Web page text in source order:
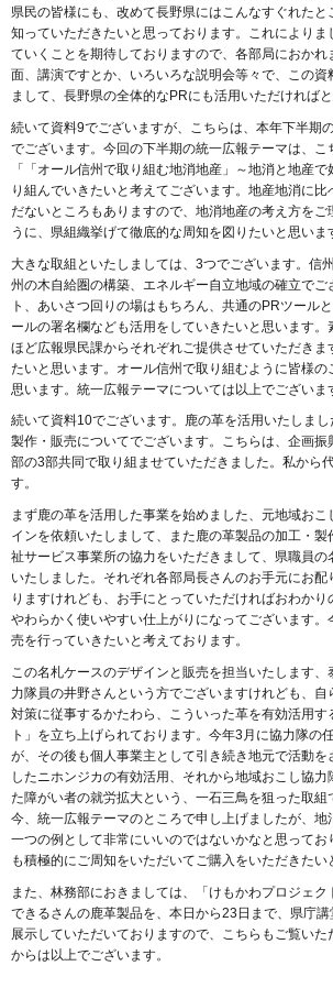
県民の皆様にも、改めて長野県にはこんなすぐれたと
知っていただきたいと思っております。これによりま
ていくことを期待しておりますので、各部局におか
面、講演ですとか、いろいろな説明会等々で、この資
まして、長野県の全体的なPRにも活用いただければと
続いて資料9でございますが、こちらは、本年下半期
でございます。今回の下半期の統一広報テーマは、こ
「「オール信州で取り組む地消地産」～地消と地産
り組んでいきたいと考えてございます。地産地消に比
だないところもありますので、地消地産の考え方をご
うに、県組織挙げて徹底的な周知を図りたいと思いま
大きな取組といたしましては、3つでございます。信
州の木自給圏の構築、エネルギー自立地域の確立でご
ト、あいさつ回りの場はもちろん、共通のPRツール
ールの署名欄なども活用をしていきたいと思います。
ほど広報県民課からそれぞれご提供させていただきま
たいと思います。オール信州で取り組むように皆様の
思います。統一広報テーマについては以上でございま
続いて資料10でございます。鹿の革を活用いたしま
製作・販売についてでございます。こちらは、企画振
部の3部共同で取り組ませていただきました。私から
す。
まず鹿の革を活用した事業を始めました、元地域お
インを依頼いたしまして、また鹿の革製品の加工・
祉サービス事業所の協力をいただきまして、県職員
いたしました。それぞれ各部局長さんのお手元にお配
りますけれども、お手にとっていただければおわか
やわらかく使いやすい仕上がりになってございます。
売を行っていきたいと考えております。
この名札ケースのデザインと販売を担当いたします
力隊員の井野さんという方でございますけれども、
対策に従事するかたわら、こういった革を有効活用す
ト」を立ち上げられております。今年3月に協力隊の
が、その後も個人事業主として引き続き地元で活動
したニホンジカの有効活用、それから地域おこし協力
た障がい者の就労拡大という、一石三鳥を狙った取組
今、統一広報テーマのところで申し上げましたが、地
一つの例として非常にいいのではないかなと思ってお
も積極的にご周知をいただいてご購入をいただきたい
また、林務部におきましては、「けもかわプロジェ
できるさんの鹿革製品を、本日から23日まで、県庁
展示していただいておりますので、こちらもご覧いた
からは以上でございます。